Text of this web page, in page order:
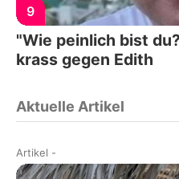
9
"Wie peinlich bist
krass gegen Edith
Aktuelle Artikel
Artikel -